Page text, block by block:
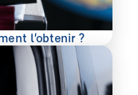
l’obtenir ?